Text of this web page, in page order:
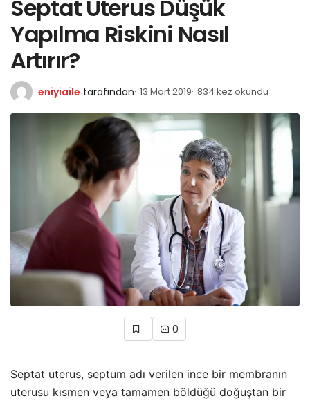
Septat Uterus Düşük
Yapılma Riskini Nasıl
Artırır?
eniyiaile tarafından 13 Mart 2019 834 kez okundu
0
Septat uterus, septum adı verilen ince bir membranın
uterusu kısmen veya tamamen böldüğü doğuştan bir